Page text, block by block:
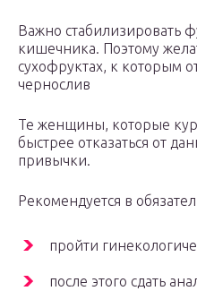
Важно стабилизировать
кишечника. Поэтому
сухофруктах, к которым
чернослив
Те женщины, которые
быстрее отказаться от
привычки.
Рекомендуется в
пройти
после этого сдать